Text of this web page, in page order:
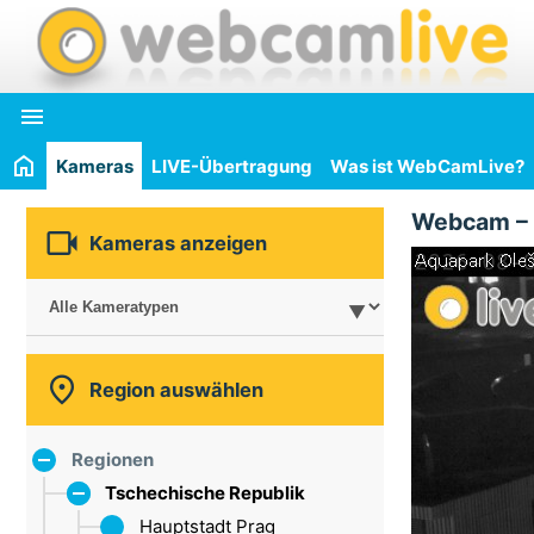

Kameras LIVE-Übertragung Was ist WebCamLive?
 Kameras anzeigen
 Region auswählen
Regionen
Tschechische Republik
Hauptstadt Prag
Webcam –